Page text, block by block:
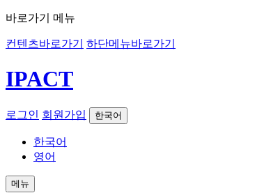
바로가기 메뉴
컨텐츠바로가기 하단메뉴바로가기
IPACT
로그인 회원가입 한국어
한국어
영어
메뉴